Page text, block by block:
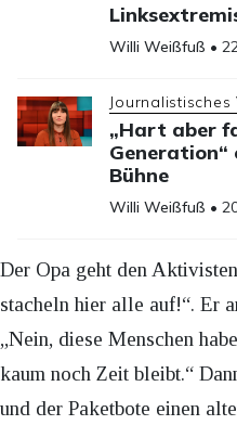
Willi Weißfuß •
„Hart aber
Generation“
Bühne
Willi Weißfuß •
Der Opa geht den
stacheln hier alle auf!“. Er
„Nein, diese Menschen
kaum noch Zeit bleibt.“
und der Paketbote einen